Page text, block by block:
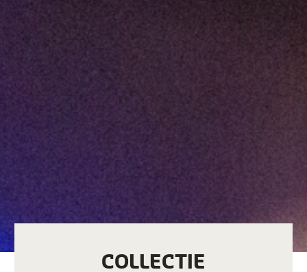
COLLECTIE